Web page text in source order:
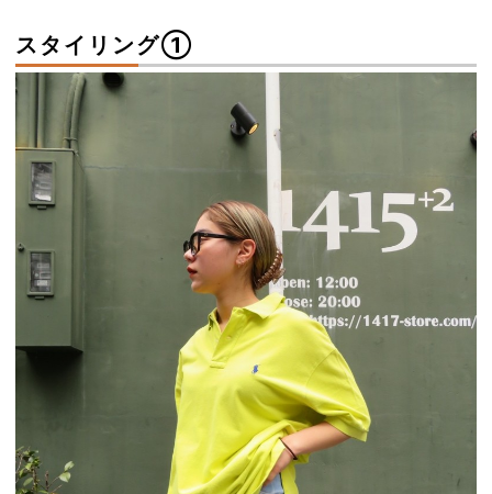
スタイリング①